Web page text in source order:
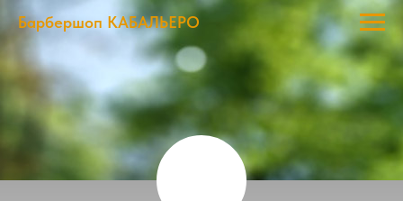
Барбершоп КАБАЛЬЕРО